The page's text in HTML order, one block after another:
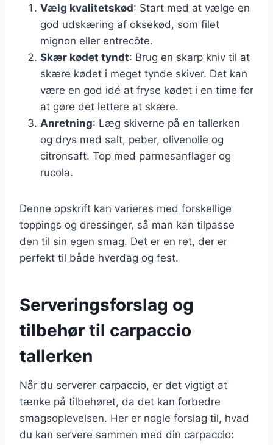
Vælg kvalitetskød: Start med at vælge en
god udskæring af oksekød, som filet
mignon eller entrecôte.
Skær kødet tyndt: Brug en skarp kniv til at
skære kødet i meget tynde skiver. Det kan
være en god idé at fryse kødet i en time for
at gøre det lettere at skære.
Anretning: Læg skiverne på en tallerken
og drys med salt, peber, olivenolie og
citronsaft. Top med parmesanflager og
rucola.
Denne opskrift kan varieres med forskellige
toppings og dressinger, så man kan tilpasse
den til sin egen smag. Det er en ret, der er
perfekt til både hverdag og fest.
Serveringsforslag og
tilbehør til carpaccio
tallerken
Når du serverer carpaccio, er det vigtigt at
tænke på tilbehøret, da det kan forbedre
smagsoplevelsen. Her er nogle forslag til, hvad
du kan servere sammen med din carpaccio: